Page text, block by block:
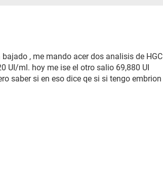
, me mando acer dos analisis de HGC
UI/ml. hoy me ise el otro salio 69,880 UI
saber si en eso dice qe si si tengo embrion